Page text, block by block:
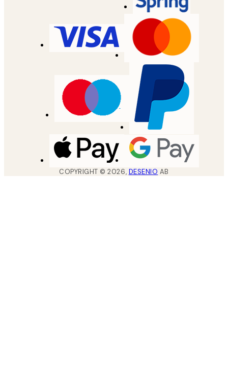
COPYRIGHT ©2026, DESENIO AB